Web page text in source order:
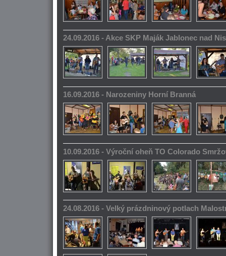
24.09.2016 - Akce SKP Maják Jablonec nad
16.09.2016 - Narozeniny Horní Branná
10.09.2016 - Výroční oheň TO Colorado
24.08.2016 - Velký prázdninový potlach